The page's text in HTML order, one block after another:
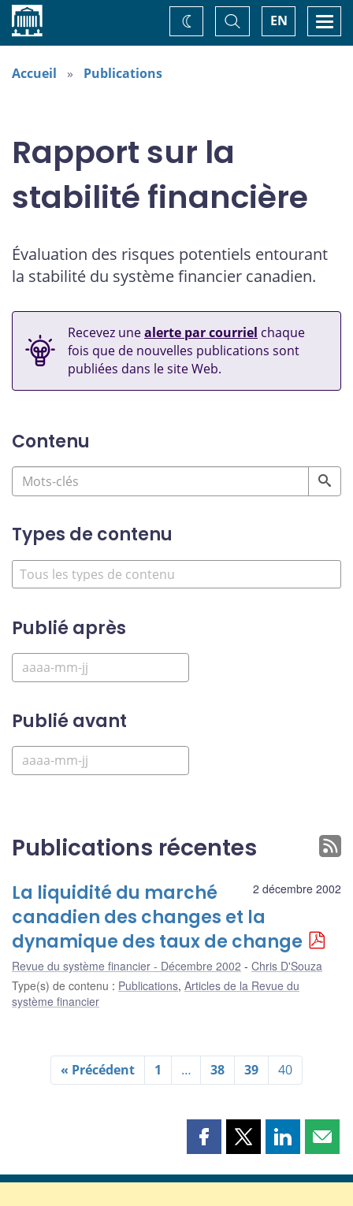
Accueil EN
Basculer
la
recherche
Changez
de
Accueil Publications
Rapport sur la
stabilité financière
Évaluation des risques potentiels entourant
la stabilité du système financier canadien.
Recevez unealerte par courriel chaque
fois que de nouvelles publications sont
publiées dans le site Web.
Contenu
Types de contenu
Publié après
Publié avant
Publications récentes
2 décembre 2002
La liquidité du marché
canadien des changes et la
dynamique des taux de change
Revue du système financier - Décembre 2002
Chris D'Souza
Type(s) de contenu : Publications, Articles de la Revue du
système financier
« Précédent 1 … 38 39 40
Partager
page
Partager
page
Partager
page page